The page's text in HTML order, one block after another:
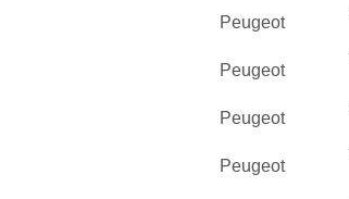
Peugeot
Peugeot
Peugeot
Peugeot